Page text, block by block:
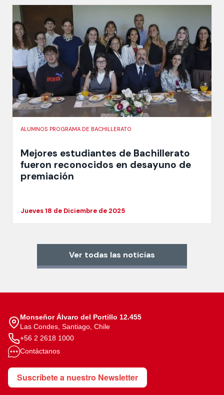
ALUMNOS PROGRAMA DE BACHILLERATO
Mejores estudiantes de Bachillerato
fueron reconocidos en desayuno de
premiación
Jueves 18 de Diciembre de 2025
Ver todas las noticias
Monseñor Álvaro del Portillo 12.455
Las Condes, Santiago, Chile
+56 2 2618 1000
Contáctanos
Suscríbete a nuestro Newsletter